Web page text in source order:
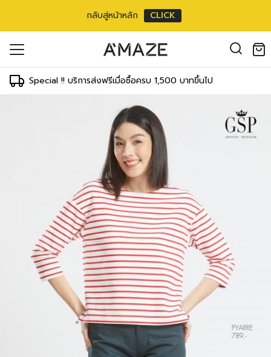
กลับสู่หน้าหลัก CLICK
Special !! บริการส่งฟรีเมื่อซื้อครบ 1,500 บาทขึ้นไป
in the cart.
address*
ข้าสู่ระบบด้วย LINE
คลิกที่นี่เพื่อสมัครสมาชิก
คุณเพื่อรองรับประสบการณ์การใช้งาน
ข้าสู่ระบบด้วย LINE